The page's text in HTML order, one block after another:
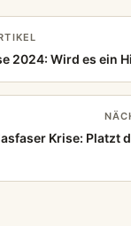
2024: Wird es ein
Krise: Platzt